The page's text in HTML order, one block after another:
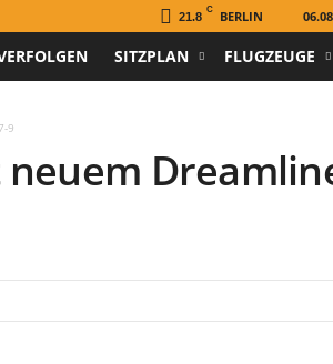
21.8
C BERLIN
SITZPLAN FLUGZEUGE
9